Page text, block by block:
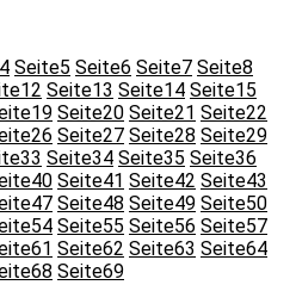
4 Seite5 Seite6 Seite7 Seite8
12 Seite13 Seite14 Seite15
19 Seite20 Seite21 Seite22
26 Seite27 Seite28 Seite29
33 Seite34 Seite35 Seite36
40 Seite41 Seite42 Seite43
47 Seite48 Seite49 Seite50
54 Seite55 Seite56 Seite57
61 Seite62 Seite63 Seite64
68 Seite69